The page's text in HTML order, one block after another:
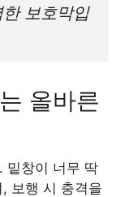
보호막입
올바른
밑창이 너무 딱
보행 시 충격을